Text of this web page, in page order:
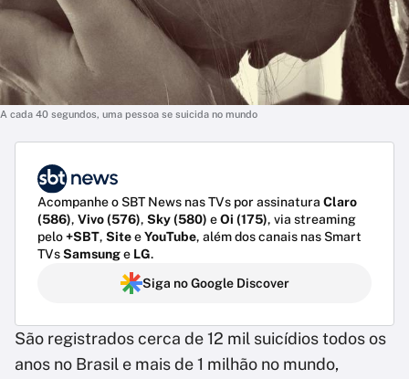
A cada 40 segundos, uma pessoa se suicida no mundo
Acompanhe o SBT News nas TVs por assinatura Claro
(586), Vivo (576), Sky (580) eOi (175), via streaming
pelo+SBT, SiteeYouTube, além dos canais nas Smart
TVsSamsunge LG.
Siga no Google Discover
São registrados cerca de 12 mil suicídios todos os
anos no Brasil e mais de 1 milhão no mundo,